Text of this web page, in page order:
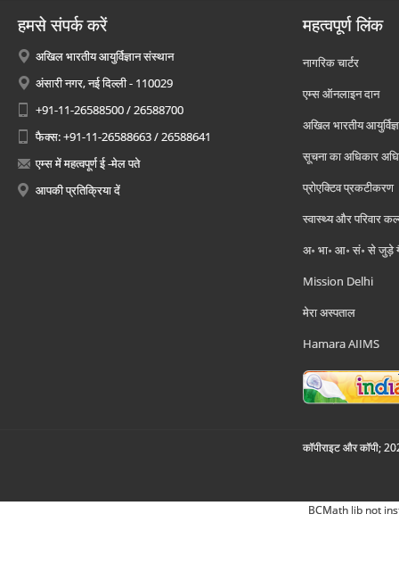
हमसे संपर्क करें
अखिल भारतीय आयुर्विज्ञान संस्थान
अंसारी नगर, नई दिल्ली - 110029
+91-11-26588500 / 26588700
फैक्स: +91-11-26588663 / 26588641
एम्स में महत्वपूर्ण ई -मेल पते
आपकी प्रतिक्रिया दें
महत्वपूर्ण लिंक
नागरिक चार्टर
एम्स ऑनलाइन दान
अखिल भारतीय
सूचना का अधिकार
प्रोएक्टिव प्रकटीकरण
स्वास्थ्य और परिवार
अ॰ भा॰ आ॰ सं॰ से जुड़े
Mission Delhi
मेरा अस्पताल
Hamara AIIMS
कॉपीराइट और कॉपी;
BCMath lib not